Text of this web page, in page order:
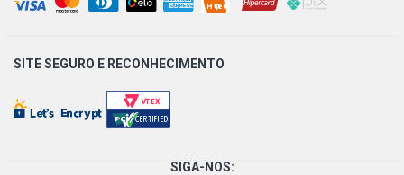
SITE SEGURO E RECONHECIMENTO
SIGA-NOS: